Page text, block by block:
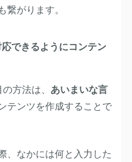
がります。
できるようにコンテン
方法は、 あいまいな言
テンツを作成することで
、なかには何と入力した